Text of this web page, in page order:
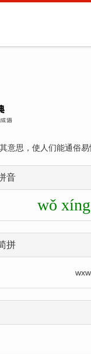
思，使人们能通俗易
音
wǒ
拼